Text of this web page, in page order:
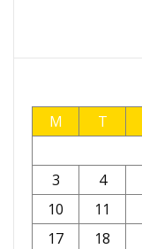
M
T
3
4
10
11
17
18